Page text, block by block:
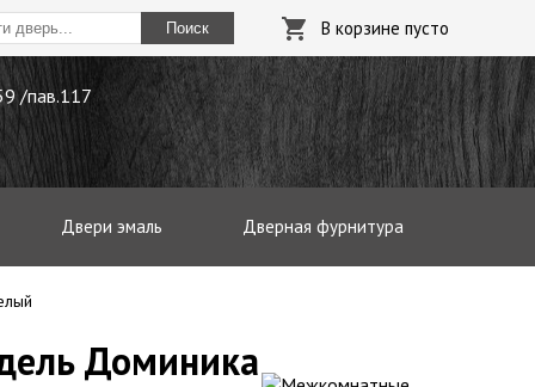
Поиск В корзине пусто
/пав.117
Двери эмаль Дверная фурнитура
Доминика